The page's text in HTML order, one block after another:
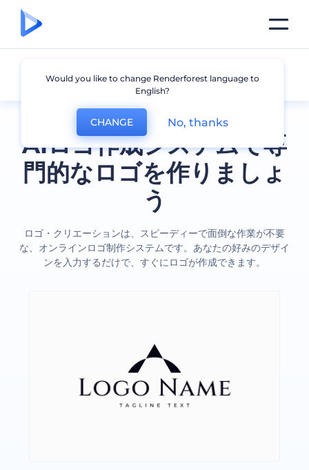
AIロゴ作成システムで専
門的なロゴを作りましょ
う
ロゴ・クリエーションは、スピーディーで面倒な作業が不要
な、オンラインロゴ制作システムです。あなたの好みのデザイ
ンを入力するだけで、すぐにロゴが作成できます。
全てのロゴ
Would you like to change Renderforest language to
English?
CHANGE No, thanks